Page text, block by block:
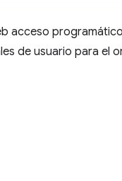
acceso
de usuario para el